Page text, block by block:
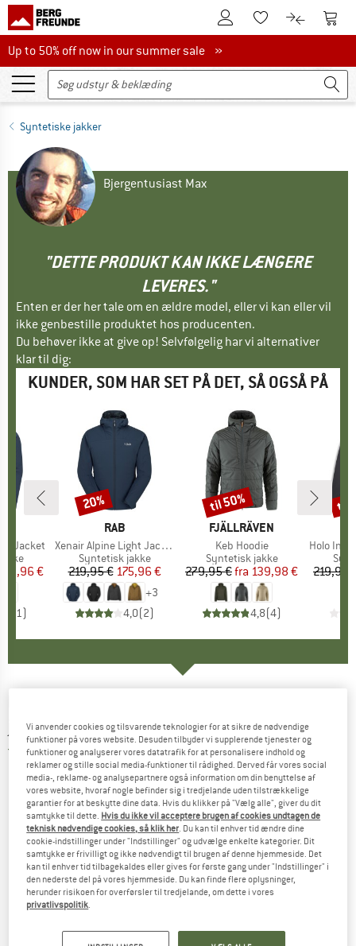
Til kundekontoenTil huskesedlen.
Til Til
Up to 50% off now in our summer sale
Up to 50% off now in our summer sale »
Syntetiske jakker
Bjergentusiast Max
"DETTE PRODUKT KAN IKKE LÆNGERE
LEVERES."
Enten er der her tale om en ældre model, eller vi kan eller vil
ikke genbestille produktet hos producenten.
Du behøver ikke at give op! Selvfølgelig har vi alternativer
klar til dig:
KUNDER, SOM HAR SET PÅ DET, SÅ OGSÅ PÅ
Jacket
pris
€
1)
MÆRKE
RAB
Artikel
Xenair Alpine Light Jacket
Produktgruppe
Syntetisk jakke
Pris
219,95 € Nedsat pris
175,96 €
+3
4,0(2)
Rabat
20%
MÆRKE
FJÄLLRÄVEN
Artikel
Keb Hoodie
Produktgruppe
Syntetisk jakke
Pris
279,95 € Nedsat pris
fra 139,98 €
4,8(4)
Rabat
til 50%
Artikel
Holo
219,95
til
jakke
4,0(2)
Vi anvender cookies og tilsvarende teknologier for at sikre de nødvendige
funktioner på vores website. Desuden tilbyder vi supplerende tjenester og
funktioner og analyserer vores datatrafik for at personalisere indhold og
reklamer og stille social media-funktioner til rådighed. Derved får vores social
media-, reklame- og analysepartnere også information om din benyttelse af
vores website, hvoraf nogle befinder sig i tredjelande uden tilstrækkelige
garantier for at beskytte dine data. Hvis du klikker på "Vælg alle", giver du dit
samtykke til dette. Hvis du ikke vil acceptere brugen af cookies undtagen de
teknisk nødvendige cookies, så klik her . Du kan til enhver tid ændre dine
cookie-indstillinger under "Indstillinger" og udvælge enkelte kategorier. Dit
samtykke er frivilligt og ikke nødvendigt til brugen af denne hjemmeside. Det
kan til enhver tid tilbagekaldes eller gives for første gang under "Indstillinger" i
den nederste del på vores hjemmeside. Du kan finde flere oplysninger,
herunder risikoen for overførsler til tredjelande, om dette i vores
privatlivspolitik